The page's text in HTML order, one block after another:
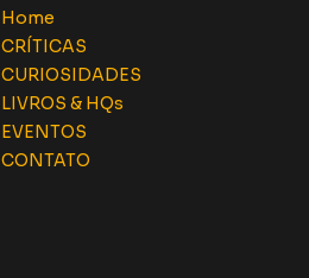
Home
CRÍTICAS
CURIOSIDADES
LIVROS & HQs
EVENTOS
CONTATO